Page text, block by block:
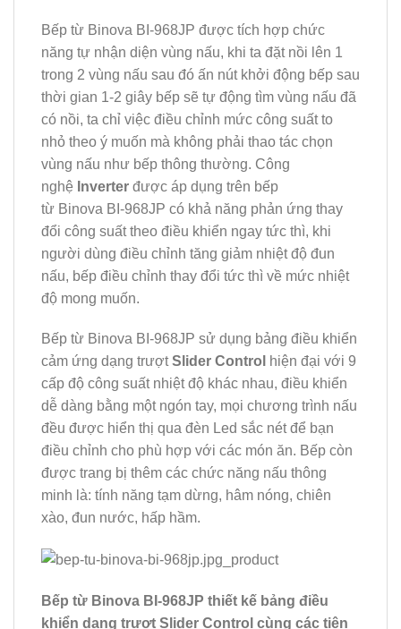
Bếp từ Binova BI-968JP được tích hợp chức
năng tự nhận diện vùng nấu, khi ta đặt nồi lên 1
trong 2 vùng nấu sau đó ấn nút khởi động bếp sau
thời gian 1-2 giây bếp sẽ tự động tìm vùng nấu đã
có nồi, ta chỉ việc điều chỉnh mức công suất to
nhỏ theo ý muốn mà không phải thao tác chọn
vùng nấu như bếp thông thường. Công
nghệ Inverter được áp dụng trên bếp
từ Binova BI-968JP có khả năng phản ứng thay
đổi công suất theo điều khiển ngay tức thì, khi
người dùng điều chỉnh tăng giảm nhiệt độ đun
nấu, bếp điều chỉnh thay đổi tức thì về mức nhiệt
độ mong muốn.
Bếp từ Binova BI-968JP sử dụng bảng điều khiển
cảm ứng dạng trượtSlider Control
hiện đại với 9
cấp độ công suất nhiệt độ khác nhau, điều khiển
dễ dàng bằng một ngón tay, mọi chương trình nấu
đều được hiển thị qua đèn Led sắc nét để bạn
điều chỉnh cho phù hợp với các món ăn. Bếp còn
được trang bị thêm các chức năng nấu thông
minh là: tính năng tạm dừng, hâm nóng, chiên
xào, đun nước, hấp hầm.
Bếp từ Binova BI-968JP thiết kế bảng điều
khiển dạng trượt Slider Control cùng các tiện